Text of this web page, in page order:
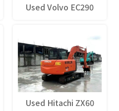
Used Volvo EC290
Used Hitachi ZX60